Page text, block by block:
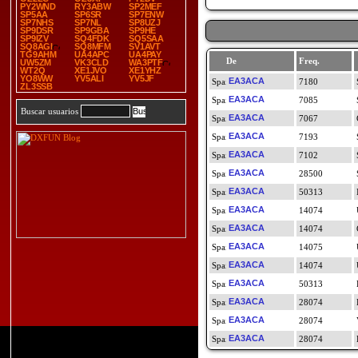
PY2WND
RY3ABW
SP2MEF
SP5AA
SP6SR
SP7ENW
SP7NHS
SP7NL
SP8UZJ
SP9DSR
SP9GBA
SP9HE
SP9IZV
SQ4FDK
SQ5SAA
SQ8AGI
SQ8MFM
SV1AVT
TG9AHM
UA4APC
UA4PAY
UW5ZM
VK3CLD
WA3PTF
WT2Q
XE1JVO
XE1YHZ
YO8WW
YV5ALI
YV5JF
ZL3SSB
Buscar usuarios
De Freq.
EA3ACA
7180
EA3ACA
7085
EA3ACA
7067
EA3ACA
7193
EA3ACA
7102
EA3ACA
28500
EA3ACA
50313
EA3ACA
14074
EA3ACA
14074
EA3ACA
14075
EA3ACA
14074
EA3ACA
50313
EA3ACA
28074
EA3ACA
28074
EA3ACA
28074